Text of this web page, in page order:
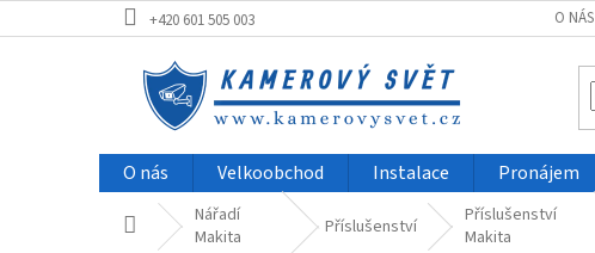
na
+420 601 505 003 O NÁS
O nás Velkoobchod Instalace Pronájem
Domů Nářadí
Makita
Příslušenství
Příslušenství
Makita